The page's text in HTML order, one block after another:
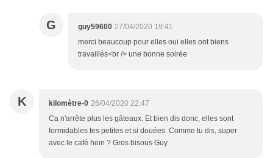
G guy59600 27/04/2020 19:41
merci beaucoup pour elles oui elles ont biens
travaillés<br /> une bonne soirée
K kilomètre-0 26/04/2020 22:47
Ca n'arrête plus les gâteaux. Et bien dis donc, elles sont
formidables tes petites et si douées. Comme tu dis, super
avec le café hein ? Gros bisous Guy